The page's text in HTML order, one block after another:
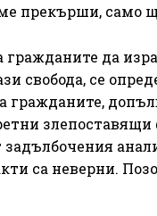
прекърши, само
гражданите да
свобода, се
гражданите,
злепоставящи
са неверни.